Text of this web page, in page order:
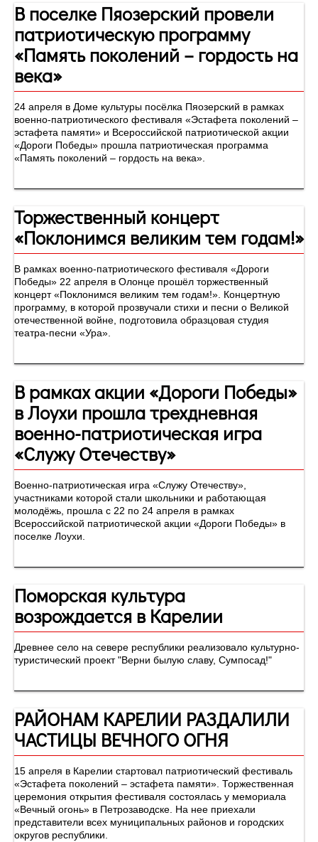
В поселке Пяозерский провели
патриотическую программу
«Память поколений – гордость на
века»
24 апреля в Доме культуры посёлка Пяозерский в рамках
военно-патриотического фестиваля «Эстафета поколений –
эстафета памяти» и Всероссийской патриотической акции
«Дороги Победы» прошла патриотическая программа
«Память поколений – гордость на века».
Торжественный концерт
«Поклонимся великим тем годам!»
В рамках военно-патриотического фестиваля «Дороги
Победы» 22 апреля в Олонце прошёл торжественный
концерт «Поклонимся великим тем годам!». Концертную
программу, в которой прозвучали стихи и песни о Великой
отечественной войне, подготовила образцовая студия
театра-песни «Ура».
В рамках акции «Дороги Победы»
в Лоухи прошла трехдневная
военно-патриотическая игра
«Служу Отечеству»
Военно-патриотическая игра «Служу Отечеству»,
участниками которой стали школьники и работающая
молодёжь, прошла с 22 по 24 апреля в рамках
Всероссийской патриотической акции «Дороги Победы» в
поселке Лоухи.
Поморская культура
возрождается в Карелии
Древнее село на севере республики реализовало культурно-
туристический проект "Верни былую славу, Сумпосад!"
РАЙОНАМ КАРЕЛИИ РАЗДАЛИЛИ
ЧАСТИЦЫ ВЕЧНОГО ОГНЯ
15 апреля в Карелии стартовал патриотический фестиваль
«Эстафета поколений – эстафета памяти». Торжественная
церемония открытия фестиваля состоялась у мемориала
«Вечный огонь» в Петрозаводске. На нее приехали
представители всех муниципальных районов и городских
округов республики.